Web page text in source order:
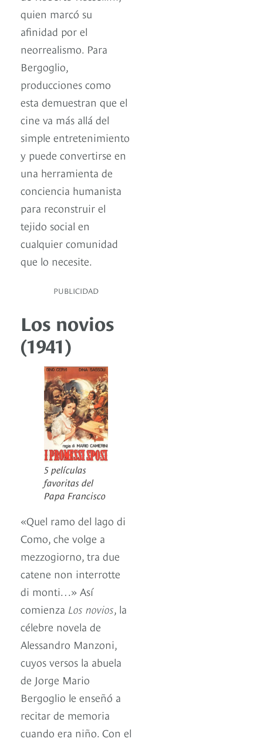
quien marcó su
afinidad por el
neorrealismo. Para
Bergoglio,
producciones como
esta demuestran que el
cine va más allá del
simple entretenimiento
y puede convertirse en
una herramienta de
conciencia humanista
para reconstruir el
tejido social en
cualquier comunidad
que lo necesite.
PUBLICIDAD
Los novios
(1941)
5 películas
favoritas del
Papa Francisco
«Quel ramo del lago di
Como, che volge a
mezzogiorno, tra due
catene non interrotte
di monti…» Así
comienza Los novios, la
célebre novela de
Alessandro Manzoni,
cuyos versos la abuela
de Jorge Mario
Bergoglio le enseñó a
recitar de memoria
cuando era niño. Con el